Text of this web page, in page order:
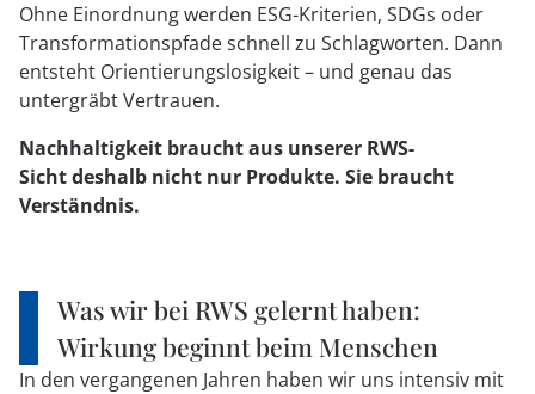
Ohne Einordnung werden ESG-Kriterien, SDGs oder
Transformationspfade schnell zu Schlagworten. Dann
entsteht Orientierungslosigkeit – und genau das
untergräbt Vertrauen.
Nachhaltigkeit braucht aus unserer RWS-
Sicht deshalb nicht nur Produkte. Sie braucht
Verständnis.
Was wir bei RWS gelernt haben:
Wirkung beginnt beim Menschen
In den vergangenen Jahren haben wir uns intensiv mit